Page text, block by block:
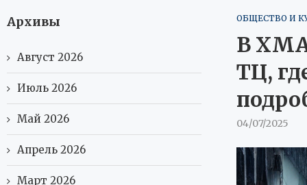
ОБЩЕСТВО И
В
ТЦ,
04/07/2025
Архивы
Август 2026
Июль 2026
Май 2026
Апрель 2026
Март 2026